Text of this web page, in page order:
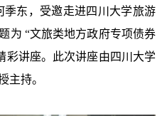
季东，受邀走进四川大学旅游
为 “文旅类地方政府专项债券
彩讲座。此次讲座由四川大学
主持。